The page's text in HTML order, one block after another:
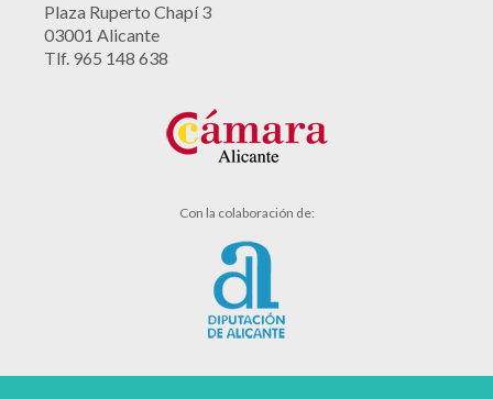
Plaza Ruperto Chapí 3
03001 Alicante
Tlf. 965 148 638
Con la colaboración de: